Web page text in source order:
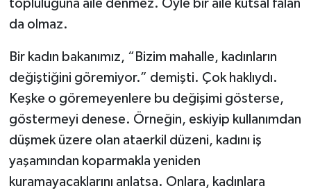
topluluğuna aile denmez. Öyle bir aile kutsal falan
da olmaz.
Bir kadın bakanımız, “Bizim mahalle, kadınların
değiştiğini göremiyor.” demişti. Çok haklıydı.
Keşke o göremeyenlere bu değişimi gösterse,
göstermeyi denese. Örneğin, eskiyip kullanımdan
düşmek üzere olan ataerkil düzeni, kadını iş
yaşamından koparmakla yeniden
kuramayacaklarını anlatsa. Onlara, kadınlara